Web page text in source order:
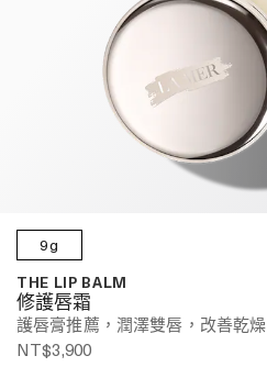
9g
THE LIP BALM
修護唇霜
護唇膏推薦，潤澤雙唇，改善乾燥
NT$3,900